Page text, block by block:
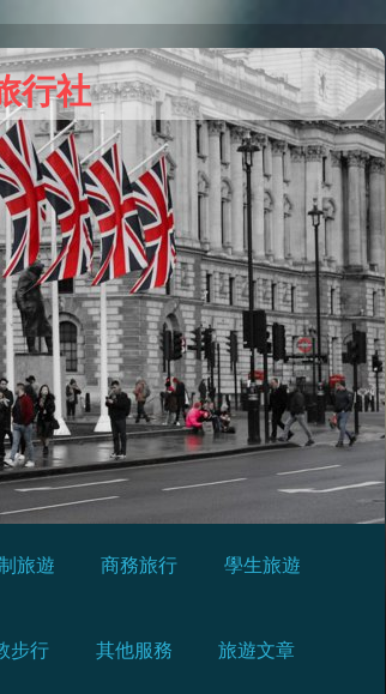
行社
旅遊 商務旅行 學生旅遊
步行 其他服務 旅遊文章